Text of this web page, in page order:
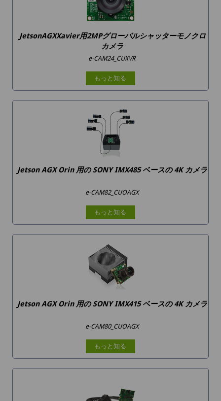
JetsonAGXXavier用2MPグローバルシャッターモノクロ
カメラ
e-CAM24_CUXVR
もっと知る
Jetson AGX Orin 用の SONY IMX485 ベースの 4K カメラ
e-CAM82_CUOAGX
もっと知る
Jetson AGX Orin 用の SONY IMX415 ベースの 4K カメラ
e-CAM80_CUOAGX
もっと知る